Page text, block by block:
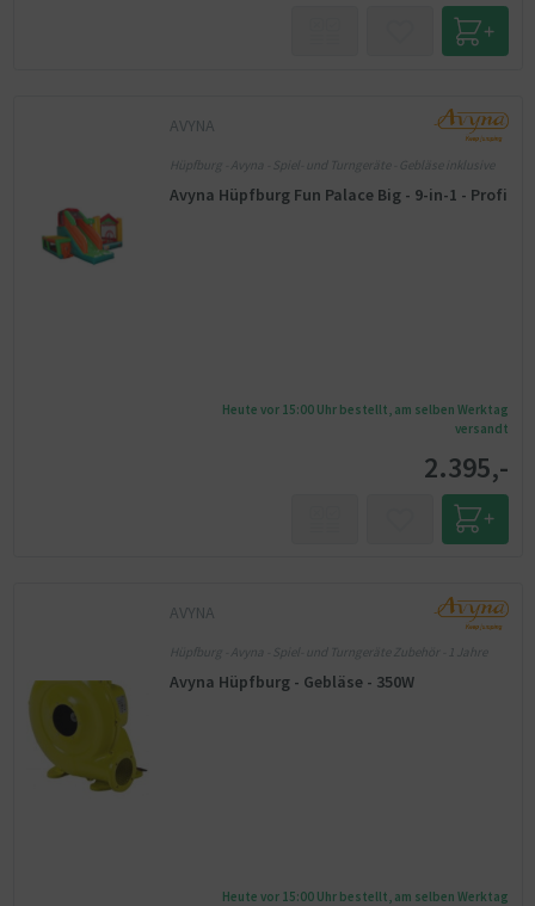
AVYNA
Hüpfburg - Avyna - Spiel- und Turngeräte - Gebläse inklusive
Avyna Hüpfburg Fun Palace Big - 9-in-1 - Profi
Heute vor 15:00 Uhr bestellt, am selben Werktag
versandt
2.395,-
AVYNA
Hüpfburg - Avyna - Spiel- und Turngeräte Zubehör - 1 Jahre
Avyna Hüpfburg - Gebläse - 350W
Heute vor 15:00 Uhr bestellt, am selben Werktag